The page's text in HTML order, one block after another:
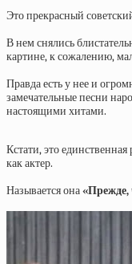
Это прекрасный
В нем снялись
картине, к сожалению,
Правда есть у нее и
замечательные песни
настоящими хитами.
Кстати, это
как актер.
Называется она«Прежде,